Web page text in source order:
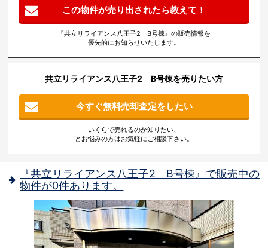
この物件が売り出されたら教えて！
『共立リライアンス八王子2 B号棟』の販売情報を
優先的にお知らせいたします。
共立リライアンス八王子2 B号棟を売りたい方
今すぐ無料売却査定をしたい
いくらで売れるのか知りたい、
とお悩みの方はお気軽にご相談下さい。
『共立リライアンス八王子2 B号棟』で販売中の
物件が0件あります。